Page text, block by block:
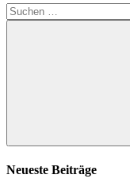
Suchen
nach:
Neueste Beiträge